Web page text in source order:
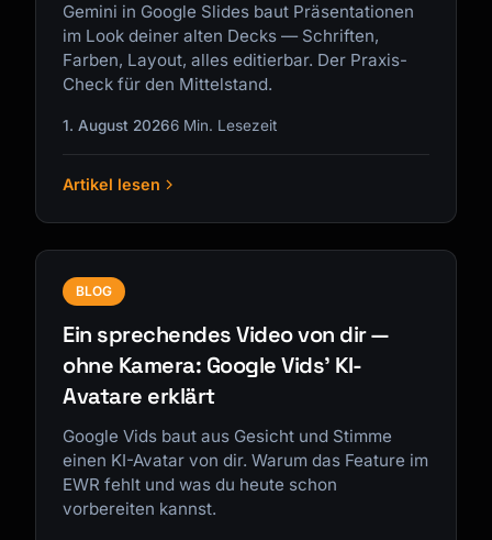
Gemini in Google Slides baut Präsentationen
im Look deiner alten Decks — Schriften,
Farben, Layout, alles editierbar. Der Praxis-
Check für den Mittelstand.
1. August 20266 Min. Lesezeit
Artikel lesen
BLOG
Ein sprechendes Video von dir —
ohne Kamera: Google Vids' KI-
Avatare erklärt
Google Vids baut aus Gesicht und Stimme
einen KI-Avatar von dir. Warum das Feature im
EWR fehlt und was du heute schon
vorbereiten kannst.